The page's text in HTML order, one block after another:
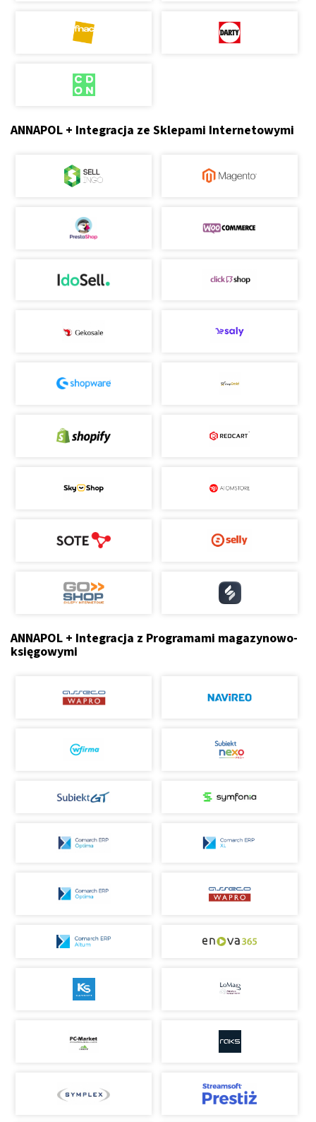
ANNAPOL + Integracja ze Sklepami Internetowymi
ANNAPOL + Integracja z Programami magazynowo-
księgowymi